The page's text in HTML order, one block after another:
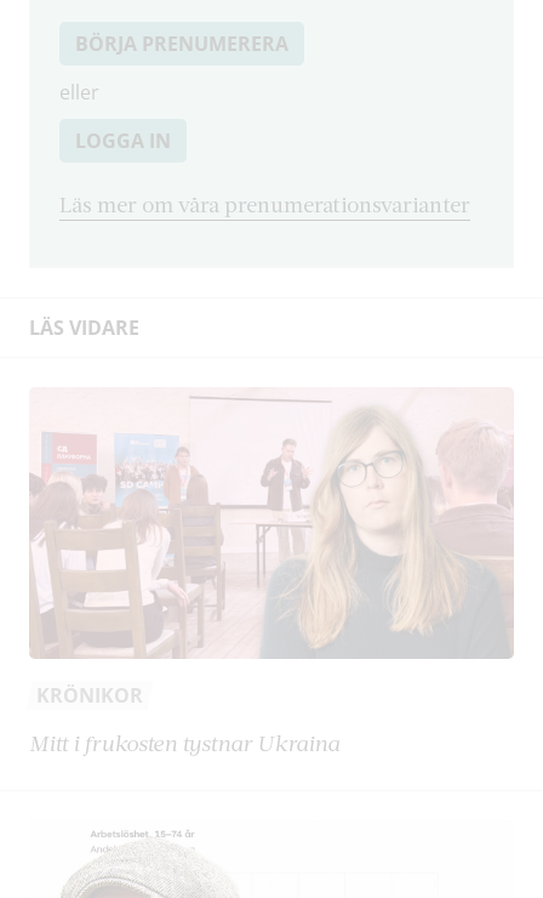
BÖRJA PRENUMERERA
eller
LOGGA IN
Läs mer om våra prenumerationsvarianter
LÄS VIDARE
KRÖNIKOR
Mitt i frukosten tystnar Ukraina